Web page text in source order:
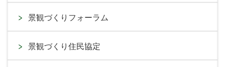
景観づくりフォーラム
景観づくり住民協定